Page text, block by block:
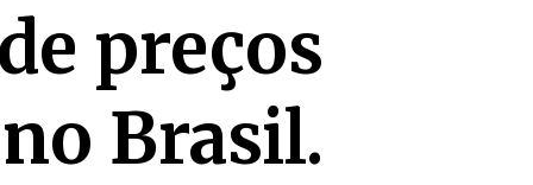
preços
Brasil.